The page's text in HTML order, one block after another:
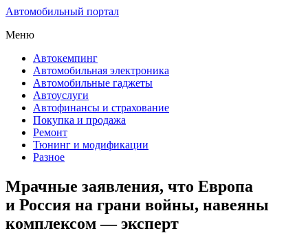
Автомобильный портал
Меню
Автокемпинг
Автомобильная электроника
Автомобильные гаджеты
Автоуслуги
Автофинансы и страхование
Покупка и продажа
Ремонт
Тюнинг и модификации
Разное
Мрачные заявления, что Европа
и Россия на грани войны, навеяны
комплексом — эксперт